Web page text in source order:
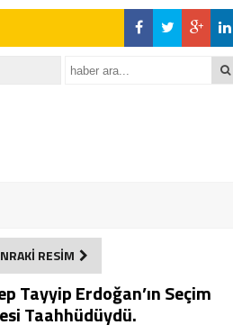
RESİM
Tayyip Erdoğan’ın Seçim
Taahhüdüydü.